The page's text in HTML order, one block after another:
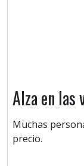
Alza en las
Muchas
precio.